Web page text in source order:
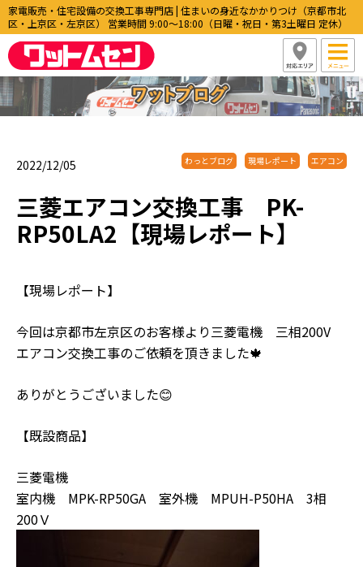
家電販売・住宅設備の交換工事専門店 | 住まいの身近なかかりつけ（京都市北
区・上京区・左京区） 営業時間 9:00〜18:00（日曜・祝日・第3土曜日 定休）
2022/12/05 わっとブログ 現場レポート エアコン
三菱エアコン交換工事 PK-
RP50LA2【現場レポート】
【現場レポート】
今回は京都市左京区のお客様より三菱電機 三相200V
エアコン交換工事のご依頼を頂きました🍁
ありがとうございました😊
【既設商品】
三菱電機
室内機 MPK-RP50GA 室外機 MPUH-P50HA 3相
200Ｖ